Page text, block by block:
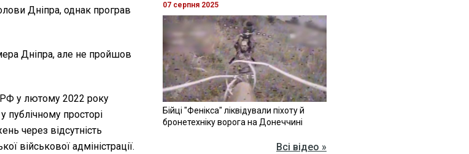
Дніпра, однак програв
Дніпра, але не пройшов
РФ у лютому 2022 року
публічному просторі
через відсутність
військової адміністрації.
07 серпня 2025
Бійці "Фенікса" ліквідували піхоту й
бронетехніку ворога на Донеччині
Всі відео »